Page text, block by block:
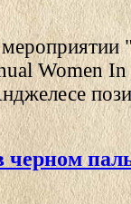
Women